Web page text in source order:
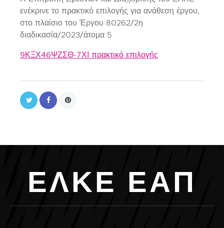
ενέκρινε το πρακτικό επιλογής για ανάθεση έργου,
στο πλαίσιο του Έργου 80262/2η
διαδικασία/2023/άτομα 5
9ΚΞΧ46ΨΖΣΘ-7ΧΙ πρακτικό επιλογής
ΕΛΚΕ ΕΑΠ